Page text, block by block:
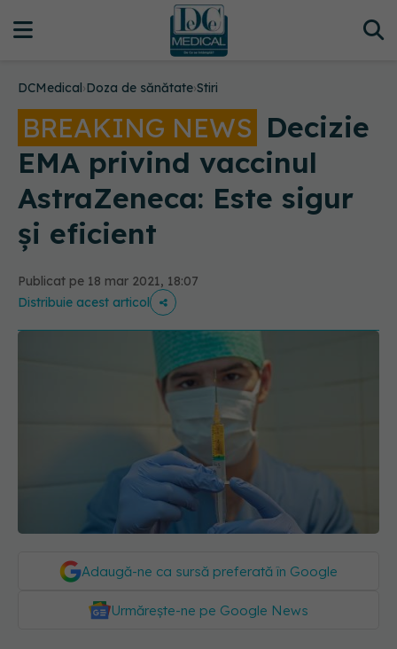
DCMedical›Doza de sănătate›Stiri
BREAKING NEWS Decizie
EMA privind vaccinul
AstraZeneca: Este sigur
și eficient
Publicat pe 18 mar 2021, 18:07
Distribuie acest articol
Adaugă-ne ca sursă preferată în Google
Urmărește-ne pe Google News